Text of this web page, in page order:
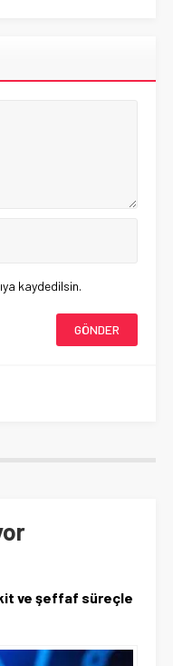
kaydedilsin.
ve şeffaf süreçle